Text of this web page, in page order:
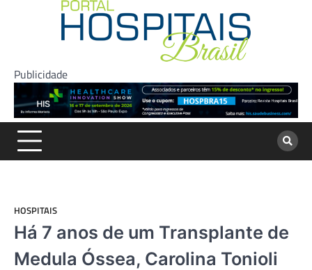
Publicidade
HOSPITAIS
Há 7 anos de um Transplante de
Medula Óssea, Carolina Tonioli